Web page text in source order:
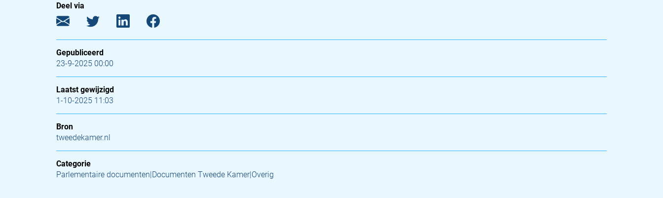
Deel via
Gepubliceerd
23-9-2025 00:00
Laatst gewijzigd
1-10-2025 11:03
Bron
tweedekamer.nl
Categorie
Parlementaire documenten|Documenten Tweede Kamer|Overig